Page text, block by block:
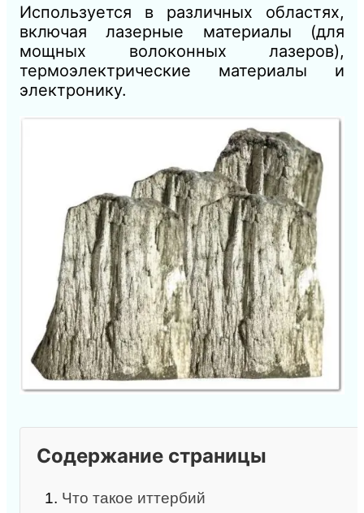
Используется в различных областях,
включая лазерные материалы (для
мощных волоконных лазеров),
термоэлектрические материалы и
электронику.
Содержание страницы
1. Что такое иттербий